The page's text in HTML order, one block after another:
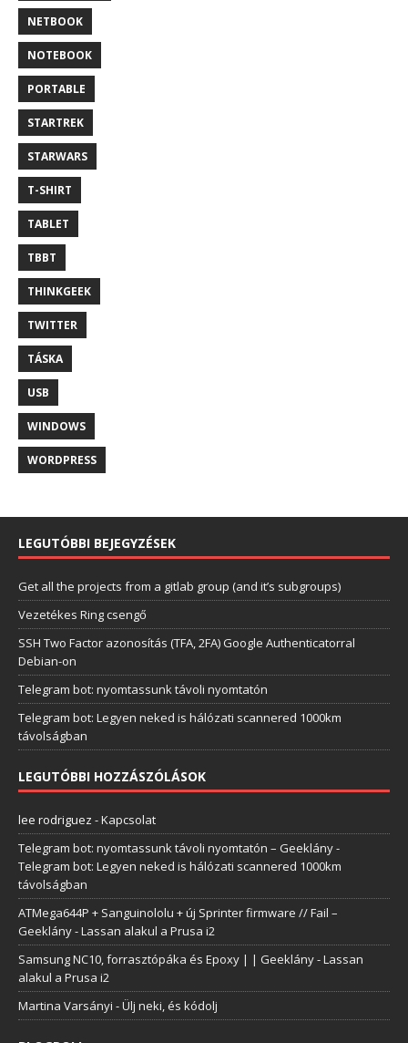
NETBOOK
NOTEBOOK
PORTABLE
STARTREK
STARWARS
T-SHIRT
TABLET
TBBT
THINKGEEK
TWITTER
TÁSKA
USB
WINDOWS
WORDPRESS
LEGUTÓBBI BEJEGYZÉSEK
Get all the projects from a gitlab group (and it’s subgroups)
Vezetékes Ring csengő
SSH Two Factor azonosítás (TFA, 2FA) Google Authenticatorral
Debian-on
Telegram bot: nyomtassunk távoli nyomtatón
Telegram bot: Legyen neked is hálózati scannered 1000km
távolságban
LEGUTÓBBI HOZZÁSZÓLÁSOK
lee rodriguez -Kapcsolat
Telegram bot: nyomtassunk távoli nyomtatón – Geeklány-
Telegram bot: Legyen neked is hálózati scannered 1000km
távolságban
ATMega644P + Sanguinololu + új Sprinter firmware // Fail –
Geeklány-Lassan alakul a Prusa i2
Samsung NC10, forrasztópáka és Epoxy | | Geeklány-Lassan
alakul a Prusa i2
Martina Varsányi -Ülj neki, és kódolj